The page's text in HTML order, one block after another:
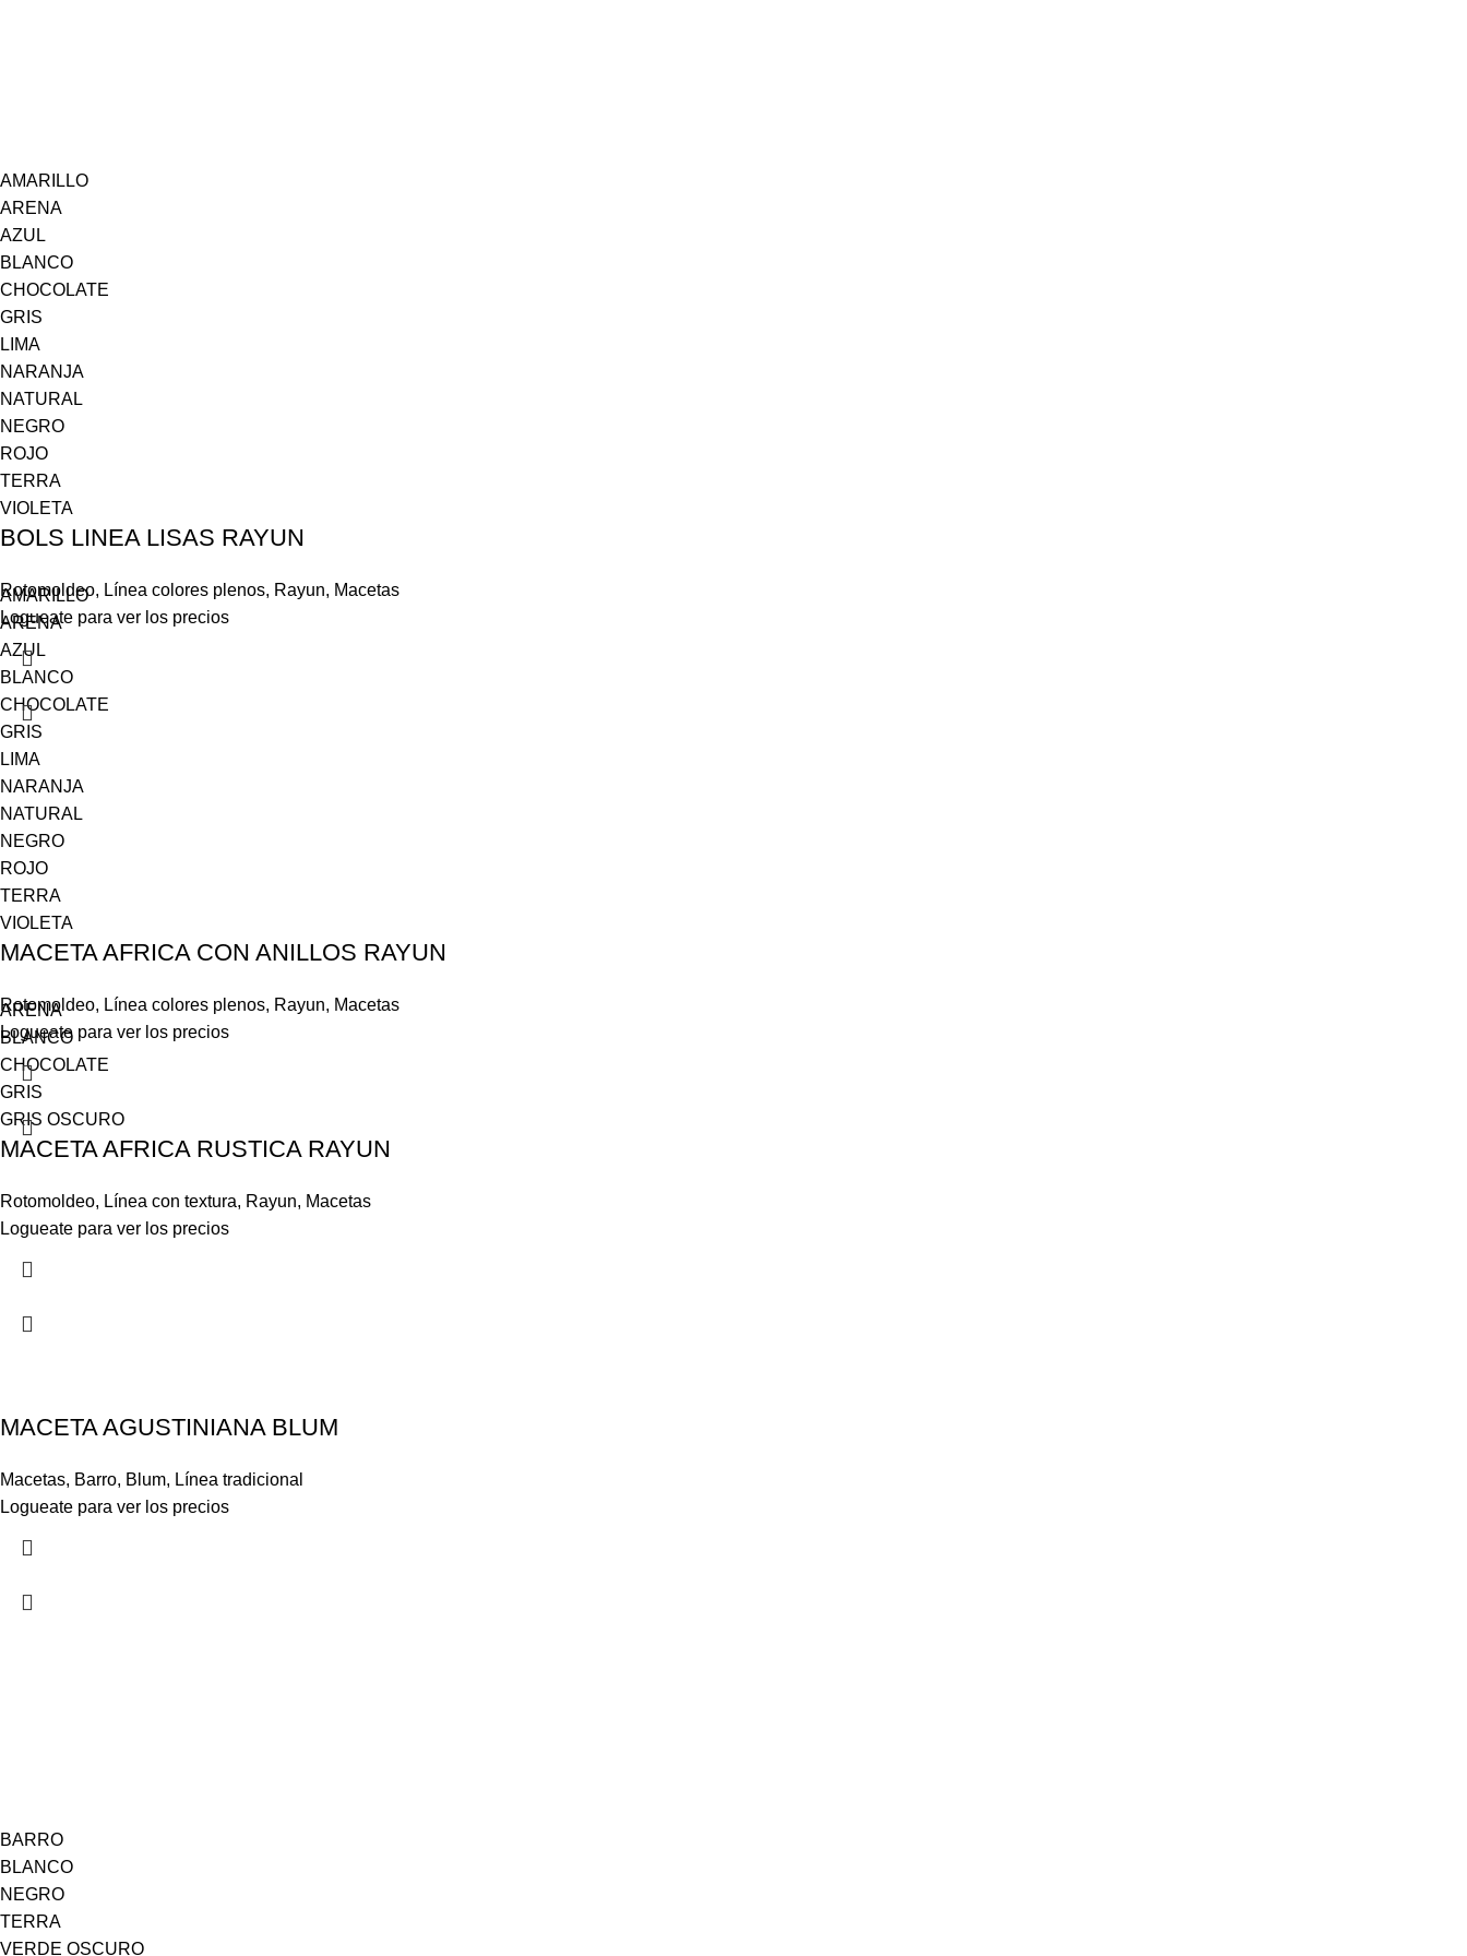
AMARILLO
ARENA
AZUL
BLANCO
CHOCOLATE
GRIS
LIMA
NARANJA
NATURAL
NEGRO
ROJO
TERRA
VIOLETA
BOLS LINEA LISAS RAYUN
Rotomoldeo, Línea colores plenos, Rayun, Macetas
Logueate para ver los precios
AMARILLO
ARENA
AZUL
BLANCO
CHOCOLATE
GRIS
LIMA
NARANJA
NATURAL
NEGRO
ROJO
TERRA
VIOLETA
MACETA AFRICA CON ANILLOS RAYUN
Rotomoldeo, Línea colores plenos, Rayun, Macetas
Logueate para ver los precios
ARENA
BLANCO
CHOCOLATE
GRIS
GRIS OSCURO
MACETA AFRICA RUSTICA RAYUN
Rotomoldeo, Línea con textura, Rayun, Macetas
Logueate para ver los precios
MACETA AGUSTINIANA BLUM
Macetas, Barro, Blum, Línea tradicional
Logueate para ver los precios
BARRO
BLANCO
NEGRO
TERRA
VERDE OSCURO